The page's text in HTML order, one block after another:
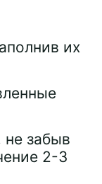
их
не забыв
2-3